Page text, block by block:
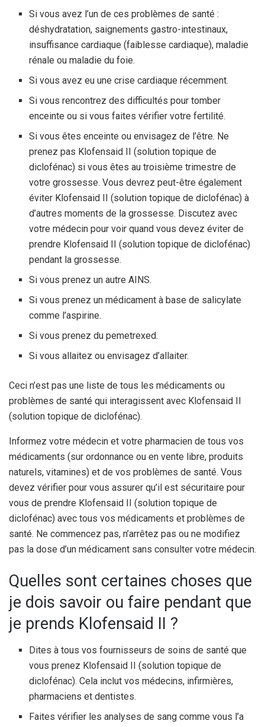
Si vous avez l’un de ces problèmes de santé :
déshydratation, saignements gastro-intestinaux,
insuffisance cardiaque (faiblesse cardiaque), maladie
rénale ou maladie du foie.
Si vous avez eu une crise cardiaque récemment.
Si vous rencontrez des difficultés pour tomber
enceinte ou si vous faites vérifier votre fertilité.
Si vous êtes enceinte ou envisagez de l’être. Ne
prenez pas Klofensaid II (solution topique de
diclofénac) si vous êtes au troisième trimestre de
votre grossesse. Vous devrez peut-être également
éviter Klofensaid II (solution topique de diclofénac) à
d’autres moments de la grossesse. Discutez avec
votre médecin pour voir quand vous devez éviter de
prendre Klofensaid II (solution topique de diclofénac)
pendant la grossesse.
Si vous prenez un autre AINS.
Si vous prenez un médicament à base de salicylate
comme l’aspirine.
Si vous prenez du pemetrexed.
Si vous allaitez ou envisagez d’allaiter.
Ceci n’est pas une liste de tous les médicaments ou
problèmes de santé qui interagissent avec Klofensaid II
(solution topique de diclofénac).
Informez votre médecin et votre pharmacien de tous vos
médicaments (sur ordonnance ou en vente libre, produits
naturels, vitamines) et de vos problèmes de santé. Vous
devez vérifier pour vous assurer qu’il est sécuritaire pour
vous de prendre Klofensaid II (solution topique de
diclofénac) avec tous vos médicaments et problèmes de
santé. Ne commencez pas, n’arrêtez pas ou ne modifiez
pas la dose d’un médicament sans consulter votre médecin.
Quelles sont certaines choses que
je dois savoir ou faire pendant que
je prends Klofensaid II ?
Dites à tous vos fournisseurs de soins de santé que
vous prenez Klofensaid II (solution topique de
diclofénac). Cela inclut vos médecins, infirmières,
pharmaciens et dentistes.
Faites vérifier les analyses de sang comme vous l’a